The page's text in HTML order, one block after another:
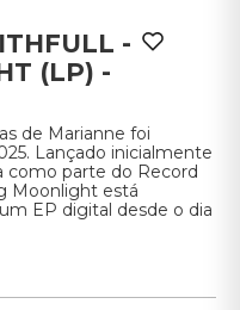
-
(LP) -
de Marianne foi
Lançado inicialmente
como parte do Record
Moonlight está
EP digital desde o dia